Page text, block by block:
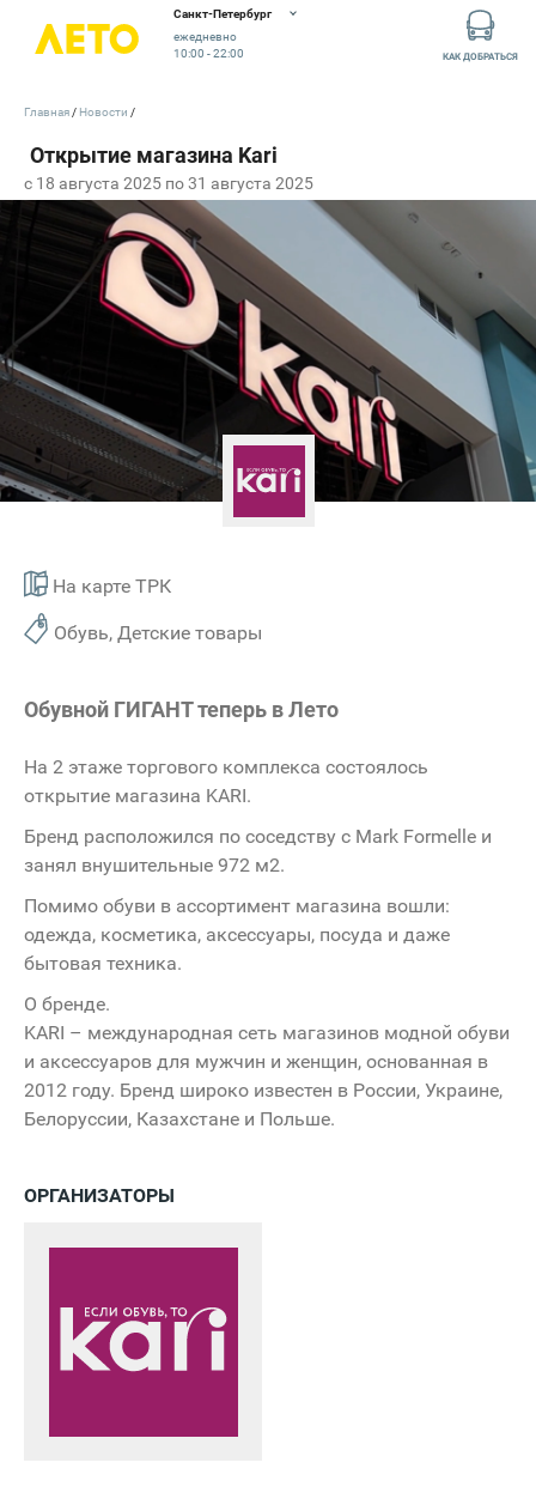
Санкт-Петербург
ежедневно
10:00 - 22:00
КАК ДОБРАТЬСЯ
c 18 августа 2025 по 31 августа 2025
На карте ТРК
Обувь, Детские товары
Главная Новости
Обувной ГИГАНТ теперь в Лето
На 2 этаже торгового комплекса состоялось
открытие магазина KARI.
Бренд расположился по соседству с Mark Formelle и
занял внушительные 972 м2.
Помимо обуви в ассортимент магазина вошли:
одежда, косметика, аксессуары, посуда и даже
бытовая техника.
O бренде.
KARI – международная сеть магазинов модной обуви
и аксессуаров для мужчин и женщин, основанная в
2012 году. Бренд широко известен в России, Украине,
Белоруссии, Казахстане и Польше.
ОРГАНИЗАТОРЫ